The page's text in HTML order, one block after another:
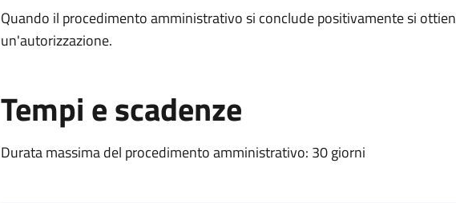
Quando il procedimento amministrativo si conclude positivamente si
un'autorizzazione.
Tempi e scadenze
Durata massima del procedimento amministrativo: 30 giorni